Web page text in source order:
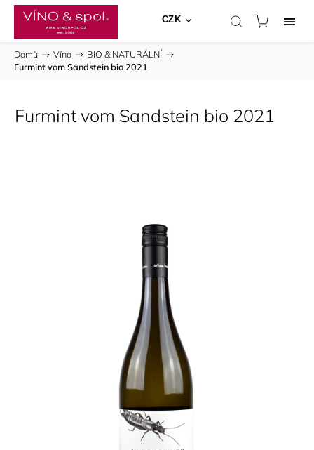
CZK
Domů / Víno / BIO & NATURÁLNÍ /
Furmint vom Sandstein bio 2021
Furmint vom Sandstein bio 2021